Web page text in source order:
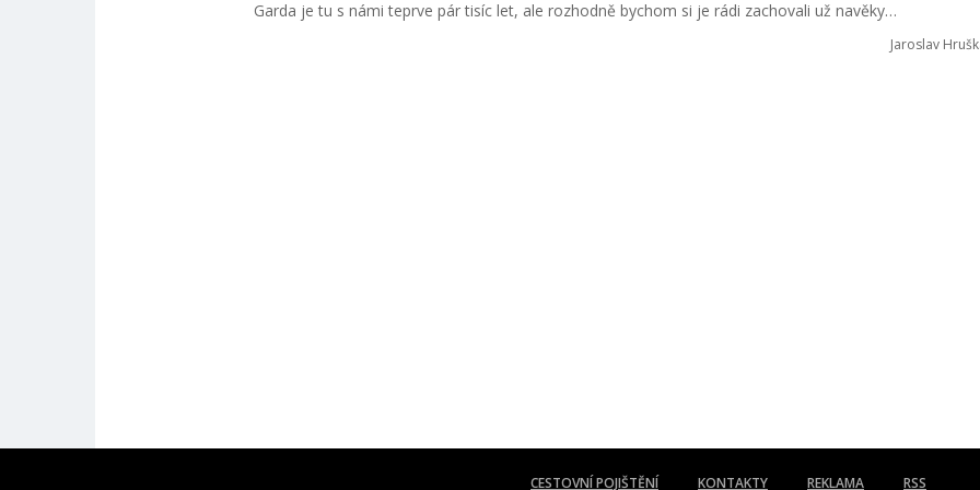
Garda je tu s námi teprve pár tisíc let, ale rozhodně bychom si je rádi zachovali už navěky…
Jaroslav
CESTOVNÍ POJIŠTĚNÍ KONTAKTY REKLAMA RSS